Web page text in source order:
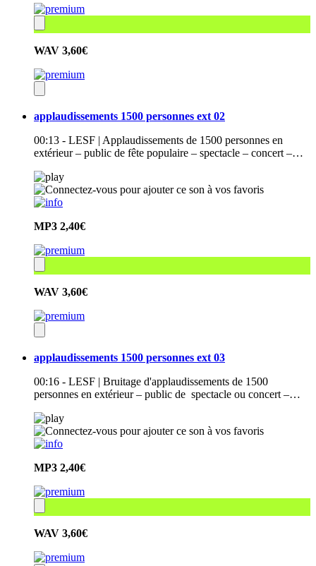
WAV 3,60€
applaudissements 1500 personnes ext 02
00:13 - LESF | Applaudissements de 1500 personnes en
extérieur – public de fête populaire – spectacle – concert –…
MP3 2,40€
WAV 3,60€
applaudissements 1500 personnes ext 03
00:16 - LESF | Bruitage d'applaudissements de 1500
personnes en extérieur – public de spectacle ou concert –…
MP3 2,40€
WAV 3,60€